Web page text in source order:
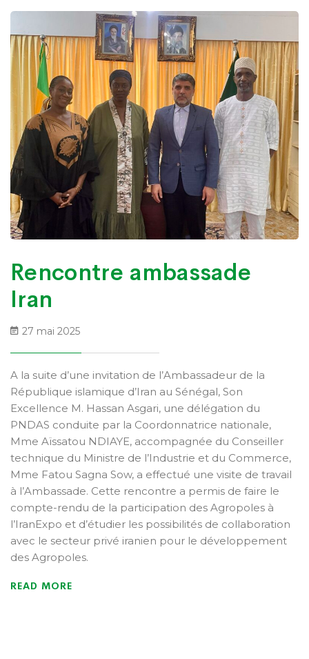
Rencontre ambassade
Iran
27 mai 2025
A la suite d’une invitation de l’Ambassadeur de la
République islamique d’Iran au Sénégal, Son
Excellence M. Hassan Asgari, une délégation du
PNDAS conduite par la Coordonnatrice nationale,
Mme Aïssatou NDIAYE, accompagnée du Conseiller
technique du Ministre de l’Industrie et du Commerce,
Mme Fatou Sagna Sow, a effectué une visite de travail
à l’Ambassade. Cette rencontre a permis de faire le
compte-rendu de la participation des Agropoles à
l’IranExpo et d’étudier les possibilités de collaboration
avec le secteur privé iranien pour le développement
des Agropoles.
READ MORE